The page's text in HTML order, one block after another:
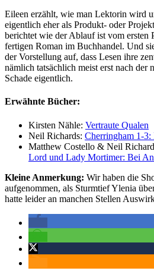
Eileen erzählt, wie man Lektorin wird
eigentlich eher als Produkt- oder
berichtet wie der Ablauf ist vom ersten
fertigen Roman im Buchhandel. Und
der Vorstellung auf, dass Lesen ihre
nämlich tatsächlich meist erst nach der
Schade eigentlich.
Erwähnte Bücher:
Kirsten Nähle: Vertraute Qualen
Neil Richards: Cherringham 1-
Matthew Costello & Neil
Lord und Lady Mortimer: Bei
Kleine Anmerkung: Wir haben die
aufgenommen, als Sturmtief Ylenia
hatte leider an manchen Stellen